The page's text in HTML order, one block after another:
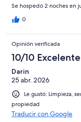
Se hospedó 2 noches en
0
Opinión verificada
10/10 Excelente
Darin
25 abr. 2026
Le gustó: Limpieza,
propiedad
Traducir con Google